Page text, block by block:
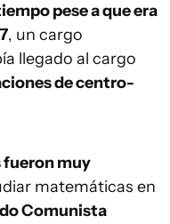
pese a que era
, un cargo
llegado al cargo
de centro-
fueron muy
matemáticas en
Comunista